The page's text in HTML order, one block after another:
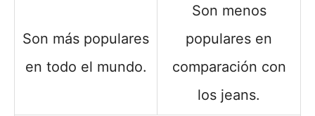
Son más populares
en todo el mundo.
Son menos
populares en
comparación con
los jeans.